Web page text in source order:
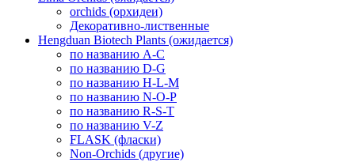
orchids (орхидеи)
Декоративно-лиственные
Hengduan Biotech Plants (ожидается)
по названию A-C
по названию D-G
по названию H-L-M
по названию N-O-P
по названию R-S-T
по названию V-Z
FLASK (фласки)
Non-Orchids (другие)